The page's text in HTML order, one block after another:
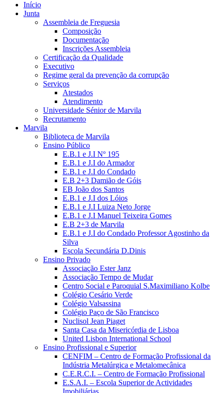
Início
Junta
Assembleia de Freguesia
Composição
Documentação
Inscrições Assembleia
Certificação da Qualidade
Executivo
Regime geral da prevenção da corrupção
Serviços
Atestados
Atendimento
Universidade Sénior de Marvila
Recrutamento
Marvila
Biblioteca de Marvila
Ensino Público
E.B.1 e J.I Nº 195
E.B.1 e J.I do Armador
E.B.1 e J.I do Condado
E.B 2+3 Damião de Góis
EB João dos Santos
E.B.1 e J.I dos Lóios
E.B.1 e J.I Luiza Neto Jorge
E.B.1 e J.I Manuel Teixeira Gomes
E.B 2+3 de Marvila
E.B.1 e J.I do Condado Professor Agostinho da
Silva
Escola Secundária D.Dinis
Ensino Privado
Associação Ester Janz
Associação Tempo de Mudar
Centro Social e Paroquial S.Maximiliano Kolbe
Colégio Cesário Verde
Colégio Valsassina
Colégio Paço de São Francisco
Nuclisol Jean Piaget
Santa Casa da Misericórdia de Lisboa
United Lisbon International School
Ensino Profissional e Superior
CENFIM – Centro de Formação Profissional da
Indústria Metalúrgica e Metalomecânica
C.E.R.C.I. – Centro de Formação Profissional
E.S.A.I. – Escola Superior de Actividades
Imobiliárias